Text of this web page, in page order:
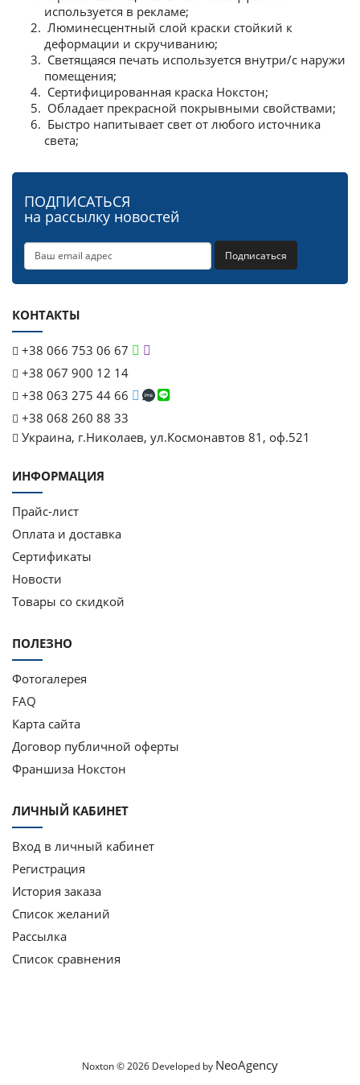
используется в рекламе;
Люминесцентный слой краски стойкий к
деформации и скручиванию;
Светящаяся печать используется внутри/с наружи
помещения;
Сертифицированная краска Нокстон;
Обладает прекрасной покрывными свойствами;
Быстро напитывает свет от любого источника
света;
ПОДПИСАТЬСЯ
на рассылку новостей
Подписаться
КОНТАКТЫ
+38 066 753 06 67
+38 067 900 12 14
+38 063 275 44 66
+38 068 260 88 33
Украина, г.Николаев, ул.Космонавтов 81, оф.521
ИНФОРМАЦИЯ
Прайс-лист
Оплата и доставка
Сертификаты
Новости
Товары со скидкой
ПОЛЕЗНО
Фотогалерея
FAQ
Карта сайта
Договор публичной оферты
Франшиза Нокстон
ЛИЧНЫЙ КАБИНЕТ
Вход в личный кабинет
Регистрация
История заказа
Список желаний
Рассылка
Список сравнения
Noxton © 2026 Developed by NeoAgency